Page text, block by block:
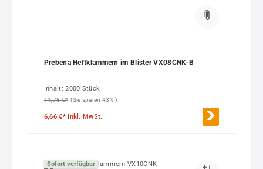
Prebena Heftklammern im Blister VX08CNK-B
Inhalt:2000 Stück
11,78 €* (Sie sparen 43% )
6,66 €*inkl. MwSt.
Sofort verfügbar